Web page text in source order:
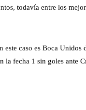
todavía entre los
caso es Boca
fecha 1 sin goles ante